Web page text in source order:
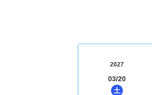
2027
03/20
土